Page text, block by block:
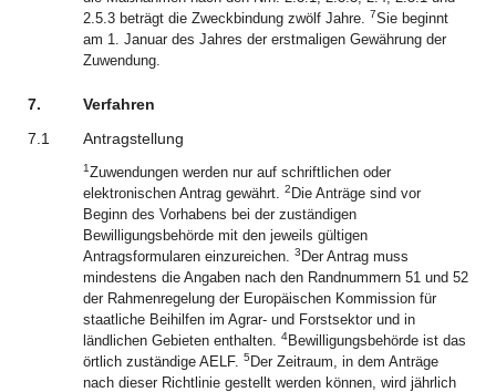
2.5.3 beträgt die Zweckbindung zwölf Jahre. 7Sie beginnt
am 1. Januar des Jahres der erstmaligen Gewährung der
Zuwendung.
7.
Verfahren
7.1
Antragstellung
1Zuwendungen werden nur auf schriftlichen oder
elektronischen Antrag gewährt. 2 Die Anträge sind vor
Beginn des Vorhabens bei der zuständigen
Bewilligungsbehörde mit den jeweils gültigen
Antragsformularen einzureichen. 3 Der Antrag muss
mindestens die Angaben nach den Randnummern 51 und 52
der Rahmenregelung der Europäischen Kommission für
staatliche Beihilfen im Agrar- und Forstsektor und in
ländlichen Gebieten enthalten. 4Bewilligungsbehörde ist das
örtlich zuständige AELF. 5 Der Zeitraum, in dem Anträge
nach dieser Richtlinie gestellt werden können, wird jährlich